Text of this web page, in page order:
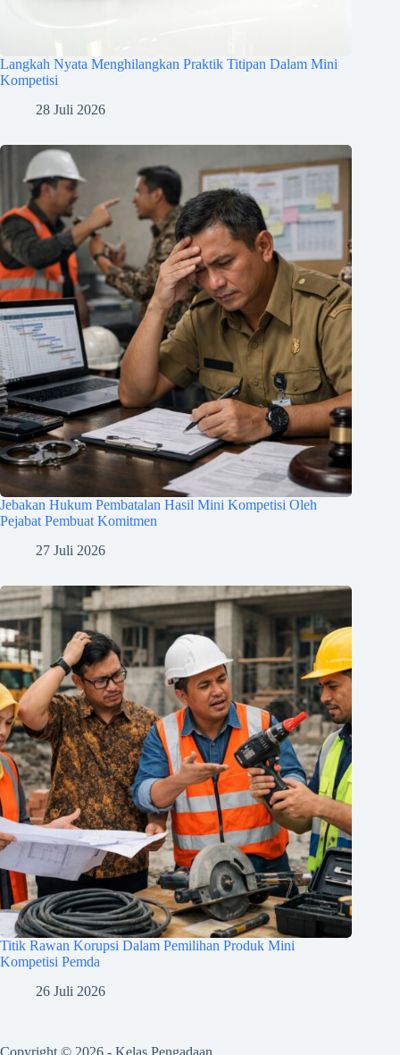
Langkah Nyata Menghilangkan Praktik Titipan Dalam Mini
Kompetisi
28 Juli 2026
Jebakan Hukum Pembatalan Hasil Mini Kompetisi Oleh
Pejabat Pembuat Komitmen
27 Juli 2026
Titik Rawan Korupsi Dalam Pemilihan Produk Mini
Kompetisi Pemda
26 Juli 2026